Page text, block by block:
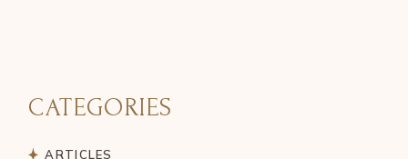
CATEGORIES
ARTICLES